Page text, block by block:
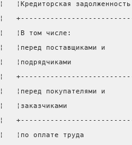
¦   ¦Кредиторская
¦
¦   ¦В том числе:
¦   ¦перед поставщиками
¦   ¦подрядчиками
¦
¦   ¦перед покупателями
¦   ¦заказчиками
¦
¦   ¦по оплате труда